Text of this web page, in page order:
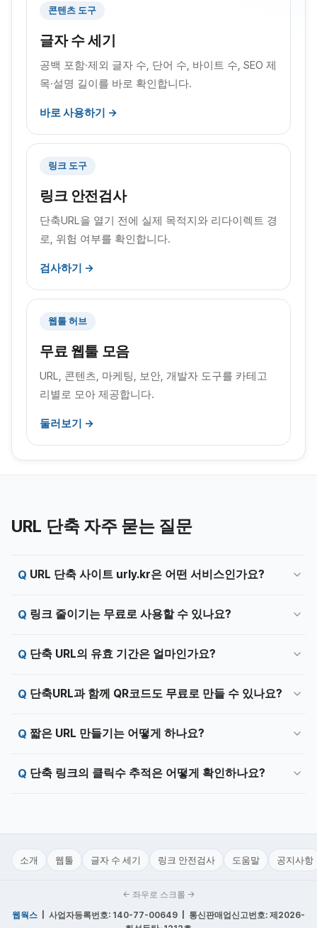
콘텐츠 도구
글자 수 세기
공백 포함·제외 글자 수, 단어 수, 바이트 수, SEO 제
목·설명 길이를 바로 확인합니다.
바로 사용하기 →
링크 도구
링크 안전검사
단축URL을 열기 전에 실제 목적지와 리다이렉트 경
로, 위험 여부를 확인합니다.
검사하기 →
웹툴 허브
무료 웹툴 모음
URL, 콘텐츠, 마케팅, 보안, 개발자 도구를 카테고
리별로 모아 제공합니다.
둘러보기 →
URL 단축 자주 묻는 질문
URL 단축 사이트 urly.kr은 어떤 서비스인가요?
링크 줄이기는 무료로 사용할 수 있나요?
단축 URL의 유효 기간은 얼마인가요?
단축URL과 함께 QR코드도 무료로 만들 수 있나요?
짧은 URL 만들기는 어떻게 하나요?
단축 링크의 클릭수 추적은 어떻게 확인하나요?
소개 웹툴 글자 수 세기 링크 안전검사 도움말 공지사항
← 좌우로 스크롤 →
웹웍스 | 사업자등록번호: 140-77-00649 | 통신판매업신고번호: 제2026-